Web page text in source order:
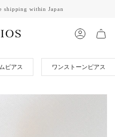
shipping within Japan
ACCOUNT
ピアス ワンストーンピアス